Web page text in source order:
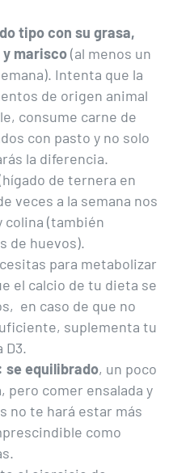
tipo con su grasa,
y marisco(al menos un
Intenta que la
de origen animal
consume carne de
con pasto y no solo
la diferencia.
de ternera en
veces a la semana nos
colina (también
de huevos).
para metabolizar
el calcio de tu dieta se
en caso de que no
suplementa tu
D3.
se equilibrado, un poco
pero comer ensalada y
no te hará estar más
como